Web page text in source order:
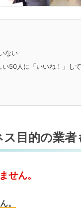
ない
50人に「いいね！」し
目的の業者
せん。
。